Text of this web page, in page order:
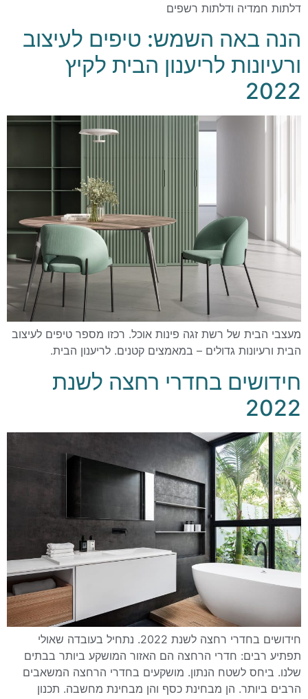
דלתות חמדיה ודלתות רשפים
הנה באה השמש: טיפים לעיצוב
ורעיונות לריענון הבית לקיץ
2022
מעצבי הבית של רשת זגה פינות אוכל. רכזו מספר טיפים לעיצוב
הבית ורעיונות גדולים – במאמצים קטנים. לריענון הבית.
חידושים בחדרי רחצה לשנת
2022
חידושים בחדרי רחצה לשנת 2022. נתחיל בעובדה שאולי
תפתיע רבים: חדרי הרחצה הם האזור המושקע ביותר בבתים
שלנו. ביחס לשטח הנתון. מושקעים בחדרי הרחצה המשאבים
הרבים ביותר. הן מבחינת כסף והן מבחינת מחשבה. תכנון